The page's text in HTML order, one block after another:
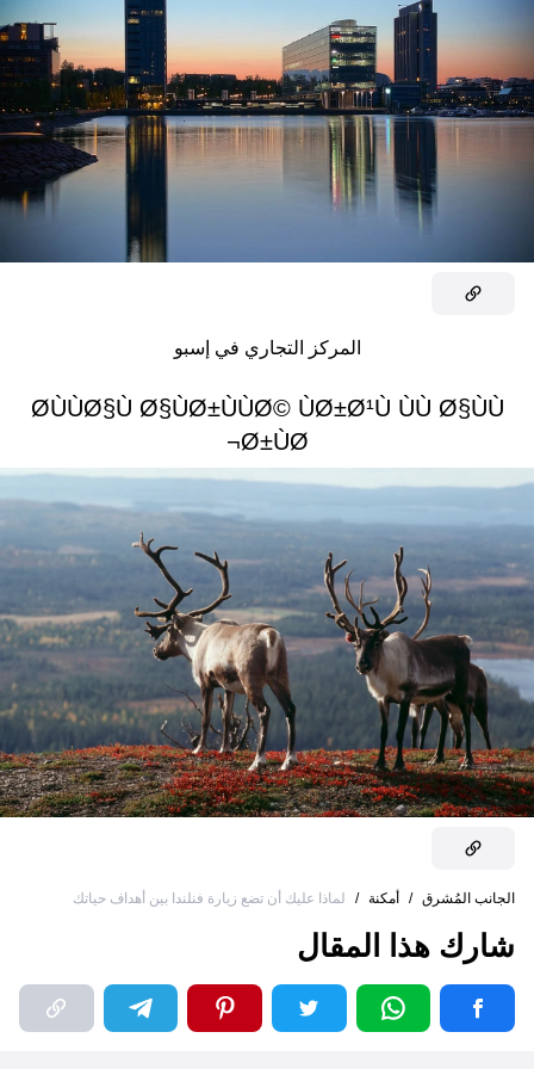
المركز التجاري في إسبو
Ø±ÙØ¬
الجانب المُشرق / أمكنة / لماذا عليك أن تضع زيارة فنلندا بين أهداف حياتك
شارك هذا المقال